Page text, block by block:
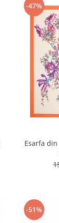
-47%
Esarfa
-51%